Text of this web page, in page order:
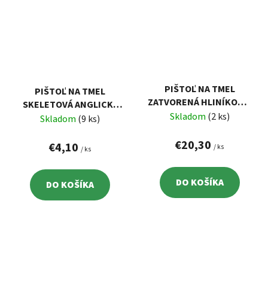
PIŠTOĽ NA TMEL
SKELETOVÁ ANGLICKÝ
MODEL KOVOVÁ, 225MM
Skladom (9 ks)
€4,10 / ks
DO KOŠÍKA
PIŠTOĽ NA TMEL
ZATVORENÁ HLINÍKOVÁ,
229MM
Skladom (2 ks)
€20,30 / ks
DO KOŠÍKA